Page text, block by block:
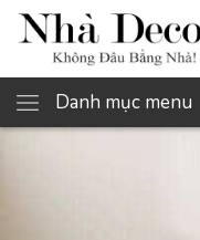
Danh mục menu